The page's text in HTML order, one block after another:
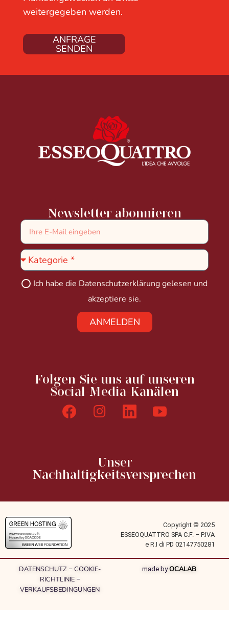
weitergegeben werden.
ANFRAGE
SENDEN
Newsletter abonnieren
Ich habe die Datenschutzerklärunggelesen und
akzeptiere sie.
ANMELDEN
Folgen Sie uns auf unseren
Social-Media-Kanälen
Unser
Nachhaltigkeitsversprechen
Copyright © 2025
ESSEOQUATTRO SPA C.F. – P.IVA
e R.I di PD 02147750281
DATENSCHUTZ – COOKIE-
RICHTLINIE–
VERKAUFSBEDINGUNGEN
made byOCALAB